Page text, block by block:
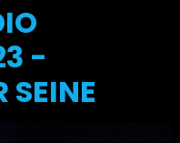
-
SEINE